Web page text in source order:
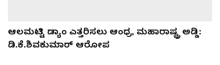
ಆಲಮಟ್ಟಿ ಡ್ಯಾಂ ಎತ್ತರಿಸಲು ಆಂಧ್ರ, ಮಹಾರಾಷ್ಟ್ರ ಅಡ್ಡಿ:
ಡಿ.ಕೆ.ಶಿವಕುಮಾರ್‌ ಆರೋಪ